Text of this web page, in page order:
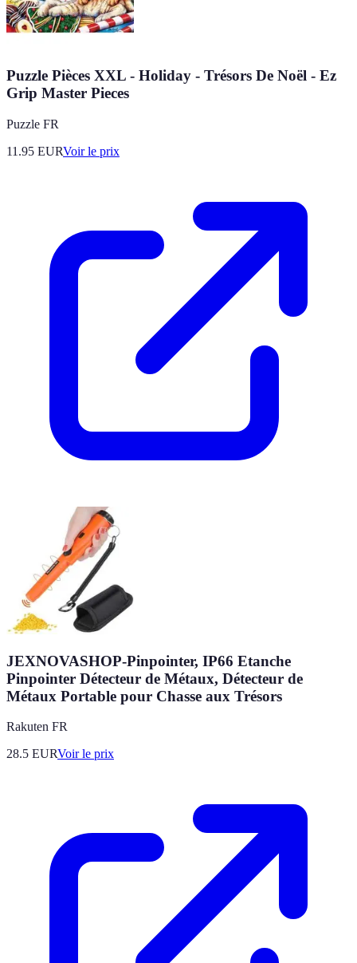
Puzzle Pièces XXL - Holiday - Trésors De Noël - Ez
Grip Master Pieces
Puzzle FR
11.95 EURVoir le prix
JEXNOVASHOP-Pinpointer, IP66 Etanche
Pinpointer Détecteur de Métaux, Détecteur de
Métaux Portable pour Chasse aux Trésors
Rakuten FR
28.5 EURVoir le prix